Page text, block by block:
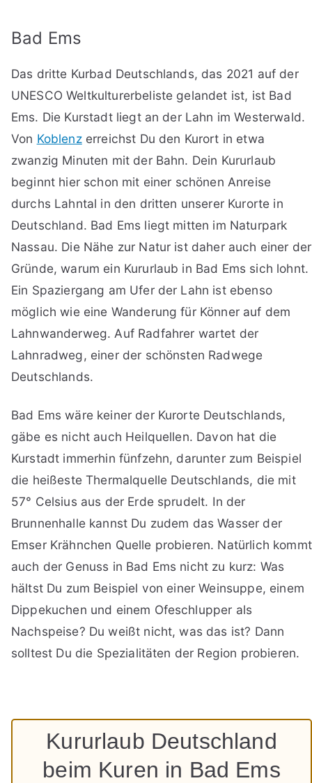
Bad Ems
Das dritte Kurbad Deutschlands, das 2021 auf der
UNESCO Weltkulturerbeliste gelandet ist, ist Bad
Ems. Die Kurstadt liegt an der Lahn im Westerwald.
Von Koblenzerreichst Du den Kurort in etwa
zwanzig Minuten mit der Bahn. Dein Kururlaub
beginnt hier schon mit einer schönen Anreise
durchs Lahntal in den dritten unserer Kurorte in
Deutschland. Bad Ems liegt mitten im Naturpark
Nassau. Die Nähe zur Natur ist daher auch einer der
Gründe, warum ein Kururlaub in Bad Ems sich lohnt.
Ein Spaziergang am Ufer der Lahn ist ebenso
möglich wie eine Wanderung für Könner auf dem
Lahnwanderweg. Auf Radfahrer wartet der
Lahnradweg, einer der schönsten Radwege
Deutschlands.
Bad Ems wäre keiner der Kurorte Deutschlands,
gäbe es nicht auch Heilquellen. Davon hat die
Kurstadt immerhin fünfzehn, darunter zum Beispiel
die heißeste Thermalquelle Deutschlands, die mit
57° Celsius aus der Erde sprudelt. In der
Brunnenhalle kannst Du zudem das Wasser der
Emser Krähnchen Quelle probieren. Natürlich kommt
auch der Genuss in Bad Ems nicht zu kurz: Was
hältst Du zum Beispiel von einer Weinsuppe, einem
Dippekuchen und einem Ofeschlupper als
Nachspeise? Du weißt nicht, was das ist? Dann
solltest Du die Spezialitäten der Region probieren.
Kururlaub Deutschland
beim Kuren in Bad Ems